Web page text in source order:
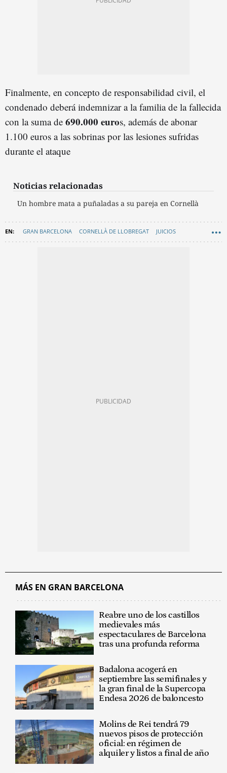
Finalmente, en concepto de responsabilidad civil, el
condenado deberá indemnizar a la familia de la fallecida
con la suma de 690.000 euros, además de abonar
1.100 euros a las sobrinas por las lesiones sufridas
durante el ataque
Noticias relacionadas
Un hombre mata a puñaladas a su pareja en Cornellà
GRAN BARCELONA CORNELLÀ DE LLOBREGAT JUICIOS
MÁS EN GRAN BARCELONA
Reabre uno de los castillos
medievales más
espectaculares de Barcelona
tras una profunda reforma
Badalona acogerá en
septiembre las semifinales y
la gran final de la Supercopa
Endesa 2026 de baloncesto
Molins de Rei tendrá 79
nuevos pisos de protección
oficial: en régimen de
alquiler y listos a final de año